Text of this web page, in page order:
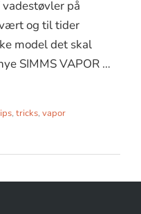
på
og til tider
model det skal
SIMMS VAPOR …
, tricks, vapor